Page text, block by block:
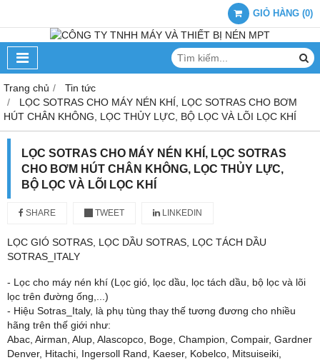
GIỎ HÀNG (0)
Trang chủ
Tin tức
LỌC SOTRAS CHO MÁY NÉN KHÍ, LỌC SOTRAS CHO BƠM
HÚT CHÂN KHÔNG, LỌC THỦY LỰC, BỘ LỌC VÀ LÕI LỌC KHÍ
LỌC SOTRAS CHO MÁY NÉN KHÍ, LỌC SOTRAS
CHO BƠM HÚT CHÂN KHÔNG, LỌC THỦY LỰC,
BỘ LỌC VÀ LÕI LỌC KHÍ
SHARE TWEET LINKEDIN
LỌC GIÓ SOTRAS, LỌC DẦU SOTRAS, LỌC TÁCH DẦU
SOTRAS_ITALY
- Lọc cho máy nén khí (Lọc gió, lọc dầu, lọc tách dầu, bộ lọc và lõi
lọc trên đường ống,...)
- Hiệu Sotras_Italy, là phụ tùng thay thế tương đương cho nhiều
hãng trên thế giới như:
Abac, Airman, Alup, Alascopco, Boge, Champion, Compair, Gardner
Denver, Hitachi, Ingersoll Rand, Kaeser, Kobelco, Mitsuiseiki,